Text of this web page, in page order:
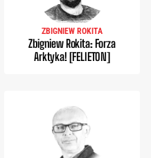
ZBIGNIEW ROKITA
Zbigniew Rokita: Forza
Arktyka! [FELIETON]